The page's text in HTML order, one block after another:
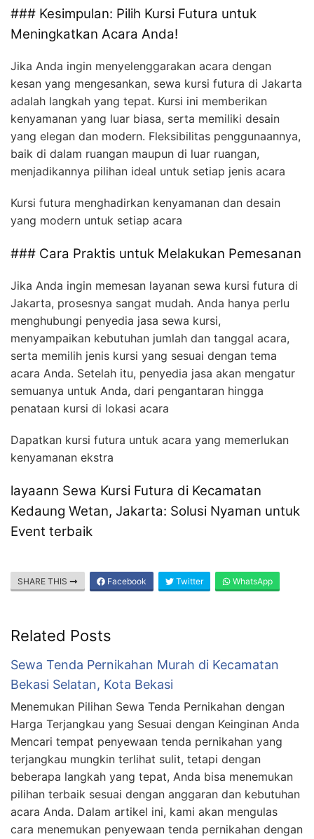
### Kesimpulan: Pilih Kursi Futura untuk
Meningkatkan Acara Anda!
Jika Anda ingin menyelenggarakan acara dengan
kesan yang mengesankan, sewa kursi futura di Jakarta
adalah langkah yang tepat. Kursi ini memberikan
kenyamanan yang luar biasa, serta memiliki desain
yang elegan dan modern. Fleksibilitas penggunaannya,
baik di dalam ruangan maupun di luar ruangan,
menjadikannya pilihan ideal untuk setiap jenis acara
Kursi futura menghadirkan kenyamanan dan desain
yang modern untuk setiap acara
### Cara Praktis untuk Melakukan Pemesanan
Jika Anda ingin memesan layanan sewa kursi futura di
Jakarta, prosesnya sangat mudah. Anda hanya perlu
menghubungi penyedia jasa sewa kursi,
menyampaikan kebutuhan jumlah dan tanggal acara,
serta memilih jenis kursi yang sesuai dengan tema
acara Anda. Setelah itu, penyedia jasa akan mengatur
semuanya untuk Anda, dari pengantaran hingga
penataan kursi di lokasi acara
Dapatkan kursi futura untuk acara yang memerlukan
kenyamanan ekstra
layaann Sewa Kursi Futura di Kecamatan
Kedaung Wetan, Jakarta: Solusi Nyaman untuk
Event terbaik
SHARE THIS Facebook Twitter WhatsApp
Related Posts
Sewa Tenda Pernikahan Murah di Kecamatan
Bekasi Selatan, Kota Bekasi
Menemukan Pilihan Sewa Tenda Pernikahan dengan
Harga Terjangkau yang Sesuai dengan Keinginan Anda
Mencari tempat penyewaan tenda pernikahan yang
terjangkau mungkin terlihat sulit, tetapi dengan
beberapa langkah yang tepat, Anda bisa menemukan
pilihan terbaik sesuai dengan anggaran dan kebutuhan
acara Anda. Dalam artikel ini, kami akan mengulas
cara menemukan penyewaan tenda pernikahan dengan